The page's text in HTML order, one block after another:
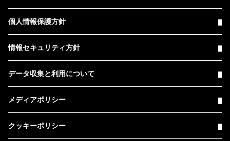
個人情報保護方針
情報セキュリティ方針
データ収集と利用について
メディアポリシー
クッキーポリシー